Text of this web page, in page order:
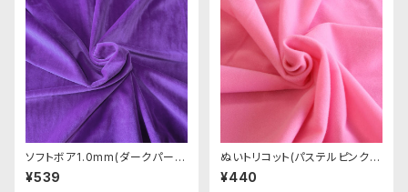
ソフトボア1.0mm(ダークパープ
ル)SSB121 ぬいぐるみ用短毛ボ
ア生地 20cm
¥539
ぬいトリコット(パステルピンク)
NL015 ぬいぐるみ用薄手パイル
生地 20cm
¥440